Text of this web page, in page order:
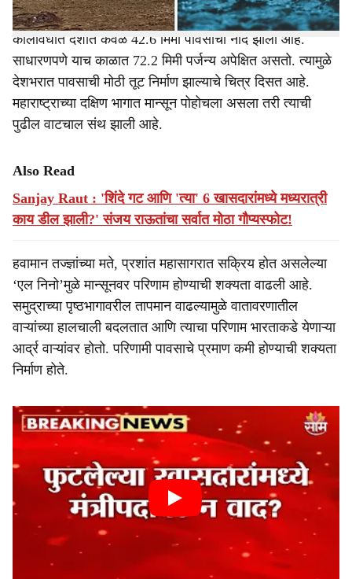
भारतीय हवामान विभागाच्या आकडेवारीनुसार, 4 जून ते 18 जून या
कालावधीत देशात केवळ 42.6 मिमी पावसाची नोंद झाली आहे.
साधारणपणे याच काळात 72.2 मिमी पर्जन्य अपेक्षित असतो. त्यामुळे
देशभरात पावसाची मोठी तूट निर्माण झाल्याचे चित्र दिसत आहे.
महाराष्ट्राच्या दक्षिण भागात मान्सून पोहोचला असला तरी त्याची
पुढील वाटचाल संथ झाली आहे.
Also Read
Sanjay Raut : 'शिंदे गट आणि 'त्या' 6 खासदारांमध्ये मध्यरात्री
काय डील झाली?' संजय राऊतांचा सर्वात मोठा गौप्यस्फोट!
हवामान तज्ज्ञांच्या मते, प्रशांत महासागरात सक्रिय होत असलेल्या
‘एल निनो’मुळे मान्सूनवर परिणाम होण्याची शक्यता वाढली आहे.
समुद्राच्या पृष्ठभागावरील तापमान वाढल्यामुळे वातावरणातील
वाऱ्यांच्या हालचाली बदलतात आणि त्याचा परिणाम भारताकडे येणाऱ्या
आर्द्र वाऱ्यांवर होतो. परिणामी पावसाचे प्रमाण कमी होण्याची शक्यता
निर्माण होते.